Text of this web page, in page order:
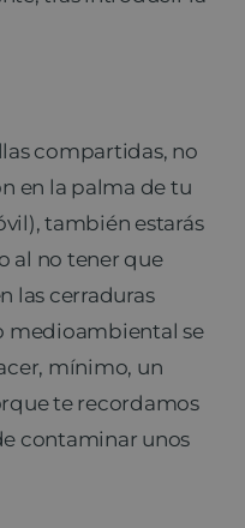
compartidas, no
en la palma de tu
también estarás
al no tener que
las cerraduras
medioambiental se
mínimo, un
te recordamos
contaminar unos